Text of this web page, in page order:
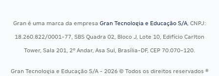
Concursos Saúde
Gran é uma marca da empresa Gran Tecnologia e Educação S/A, CNPJ:
18.260.822/0001-77, SBS Quadra 02, Bloco J, Lote 10, Edifício Carlton
Tower, Sala 201, 2º Andar, Asa Sul, Brasília-DF, CEP 70.070-120.
Gran Tecnologia e Educação S/A - 2026 © Todos os direitos reservados ®